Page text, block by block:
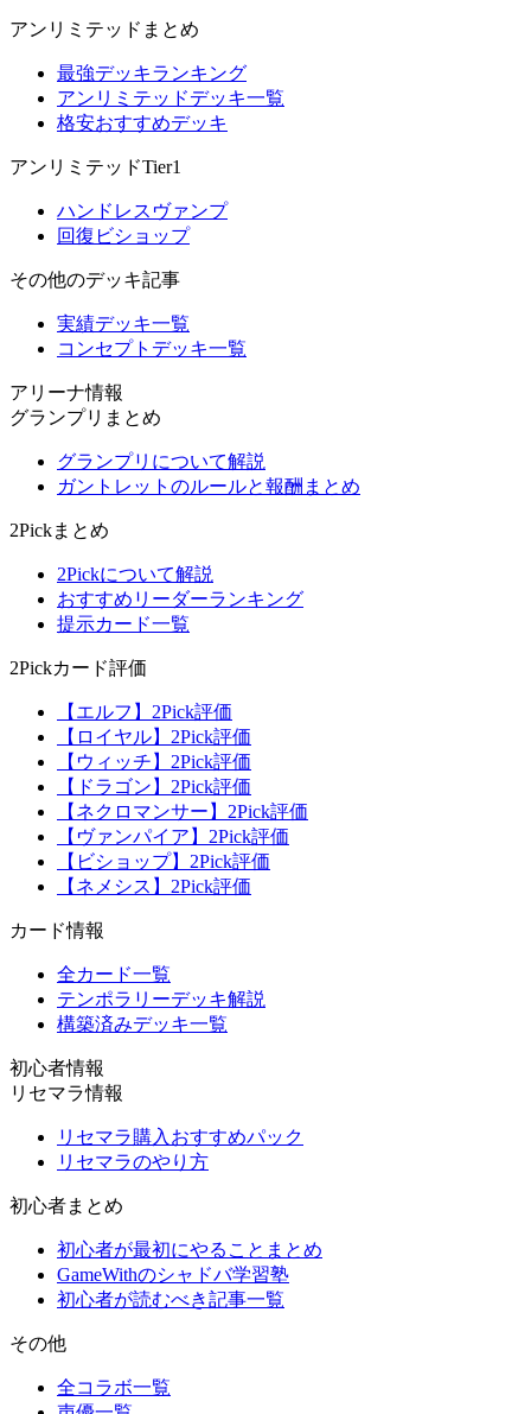
アンリミテッドまとめ
最強デッキランキング
アンリミテッドデッキ一覧
格安おすすめデッキ
アンリミテッドTier1
ハンドレスヴァンプ
回復ビショップ
その他のデッキ記事
実績デッキ一覧
コンセプトデッキ一覧
アリーナ情報
グランプリまとめ
グランプリについて解説
ガントレットのルールと報酬まとめ
2Pickまとめ
2Pickについて解説
おすすめリーダーランキング
提示カード一覧
2Pickカード評価
【エルフ】2Pick評価
【ロイヤル】2Pick評価
【ウィッチ】2Pick評価
【ドラゴン】2Pick評価
【ネクロマンサー】2Pick評価
【ヴァンパイア】2Pick評価
【ビショップ】2Pick評価
【ネメシス】2Pick評価
カード情報
全カード一覧
テンポラリーデッキ解説
構築済みデッキ一覧
初心者情報
リセマラ情報
リセマラ購入おすすめパック
リセマラのやり方
初心者まとめ
初心者が最初にやることまとめ
GameWithのシャドバ学習塾
初心者が読むべき記事一覧
その他
全コラボ一覧